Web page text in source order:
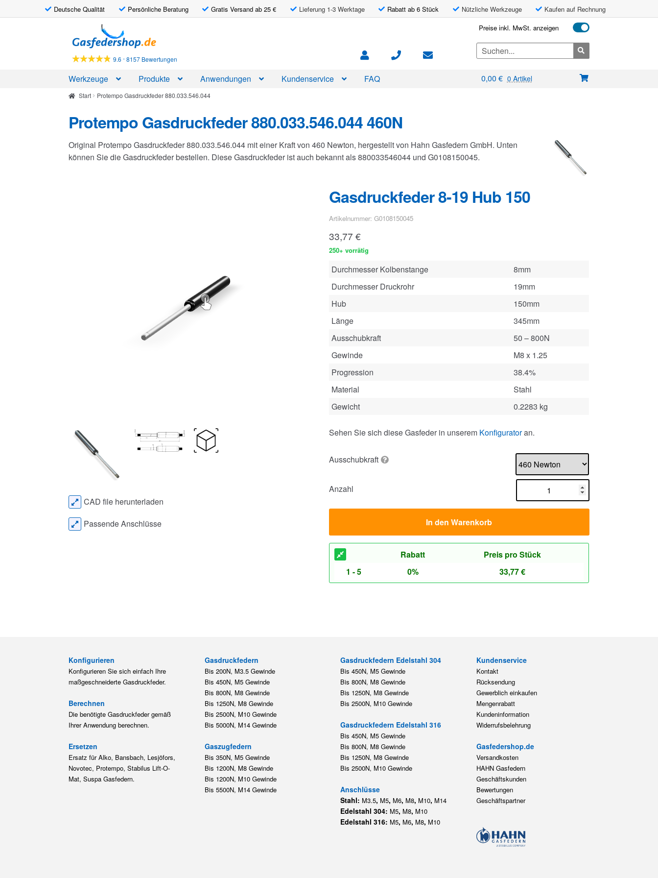
Deutsche Qualität Persönliche Beratung Gratis Versand ab 25 € Lieferung 1-3 Werktage Rabatt ab 6 Stück Nützliche Werkzeuge Kaufen auf Rechnung
Navigation
springen
Inhalt
springen
9.6 -8157 Bewertungen
Preise inkl. MwSt. anzeigen
Search
for:
Werkzeuge Produkte Anwendungen Kundenservice FAQ 0,00 € 0 Artikel
Start Protempo Gasdruckfeder 880.033.546.044
Protempo Gasdruckfeder 880.033.546.044 460N
Original Protempo Gasdruckfeder 880.033.546.044 mit einer Kraft von 460 Newton, hergestellt von Hahn Gasfedern GmbH. Unten
können Sie die Gasdruckfeder bestellen. Diese Gasdruckfeder ist auch bekannt als 880033546044 und G0108150045.
Gasdruckfeder 8-19 Hub 150
Artikelnummer: G0108150045
33,77 €
250+ vorrätig
Durchmesser Kolbenstange
8mm
Durchmesser Druckrohr
19mm
Hub
150mm
Länge
345mm
Ausschubkraft
50 – 800N
Gewinde
M8 x 1.25
Progression
38.4%
Material
Stahl
Gewicht
0.2283 kg
Sehen Sie sich diese Gasfeder in unserem Konfiguratoran.
Ausschubkraft
Anzahl
In den Warenkorb
Rabatt
Preis pro Stück
1 - 5
0% 33,77€
CAD file herunterladen
Passende Anschlüsse
Konfigurieren
Konfigurieren Sie sich einfach Ihre
maßgeschneiderte Gasdruckfeder.
Berechnen
Die benötigte Gasdruckfeder gemäß
Ihrer Anwendung berechnen.
Ersetzen
Ersatz für Alko, Bansbach, Lesjöfors,
Novotec, Protempo, Stabilus Lift-O-
Mat, Suspa Gasfedern.
Gasdruckfedern
Bis 200N, M3.5 Gewinde
Bis 450N, M5 Gewinde
Bis 800N, M8 Gewinde
Bis 1250N, M8 Gewinde
Bis 2500N, M10 Gewinde
Bis 5000N, M14 Gewinde
Gaszugfedern
Bis 350N, M5 Gewinde
Bis 1200N, M8 Gewinde
Bis 1200N, M10 Gewinde
Bis 5500N, M14 Gewinde
Gasdruckfedern Edelstahl 304
Bis 450N, M5 Gewinde
Bis 800N, M8 Gewinde
Bis 1250N, M8 Gewinde
Bis 2500N, M10 Gewinde
Gasdruckfedern Edelstahl 316
Bis 450N, M5 Gewinde
Bis 800N, M8 Gewinde
Bis 1250N, M8 Gewinde
Bis 2500N, M10 Gewinde
Anschlüsse
Stahl: M3.5, M5, M6, M8, M10, M14
Edelstahl 304: M5, M8, M10
Edelstahl 316: M5, M6, M8, M10
Kundenservice
Kontakt
Rücksendung
Gewerblich einkaufen
Mengenrabatt
Kundeninformation
Widerrufsbelehrung
Gasfedershop.de
Versandkosten
HAHN Gasfedern
Geschäftskunden
Bewertungen
Geschäftspartner